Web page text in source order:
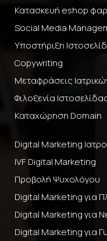
Κατασκευή eshop
Social Media
Υποστήριξη
Copywriting
Μεταφράσεις
Φιλοξενία
Καταχώρηση Domain
Digital Marketing
IVF Digital Marketing
Προβολή Ψυχολόγου
Digital Marketing για
Digital Marketing για
Digital Marketing για